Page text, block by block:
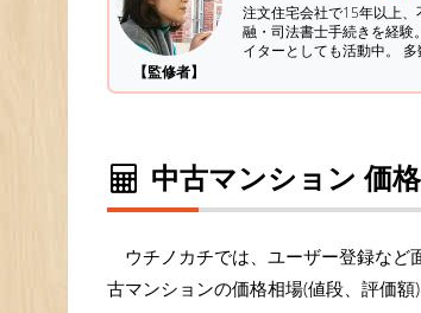
【監修者】
注文住宅会社で15年以上
融・司法書士手続きを経験。
イターとしても活動中。
中古マンション 価
ウチノカチでは、ユーザー登録な
古マンションの価格相場(値段、評価